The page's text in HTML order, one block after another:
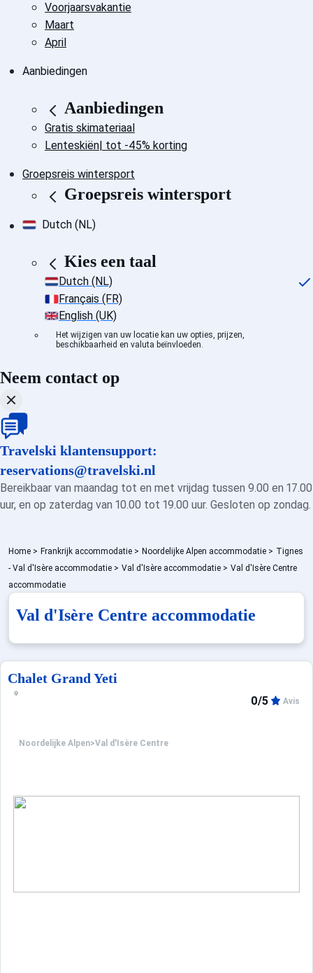
Voorjaarsvakantie
Maart
April
Aanbiedingen
Aanbiedingen
Gratis skimateriaal
Lenteskiën| tot -45% korting
Groepsreis wintersport
Groepsreis wintersport
Dutch (NL)
Kies een taal
Dutch (NL)
Français (FR)
English (UK)
Het wijzigen van uw locatie kan uw opties, prijzen,
beschikbaarheid en valuta beïnvloeden.
Neem contact op
Travelski klantensupport:
reservations@travelski.nl
Bereikbaar van maandag tot en met vrijdag tussen 9.00 en 17.00
uur, en op zaterdag van 10.00 tot 19.00 uur. Gesloten op zondag.
Home > Frankrijk accommodatie > Noordelijke Alpen accommodatie > Tignes
- Val d'Isère accommodatie > Val d'Isère accommodatie > Val d'Isère Centre
accommodatie
Val d'Isère Centre accommodatie
Chalet Grand Yeti
Noordelijke Alpen>Val d'Isère Centre
0/5 Avis